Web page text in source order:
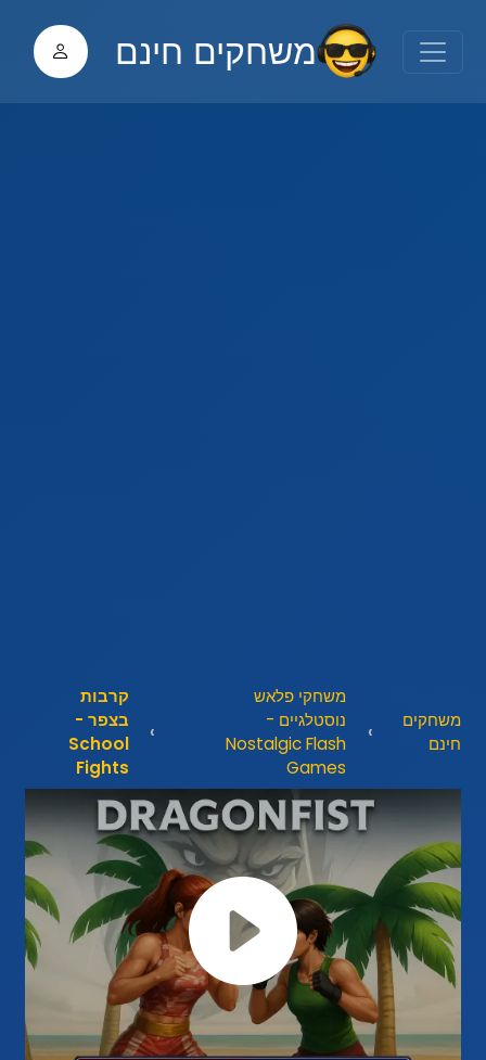
משחקים חינם
משחקים
חינם
משחקי פלאש
נוסטלגיים -
Nostalgic Flash
Games
קרבות
בצפר -
School
Fights